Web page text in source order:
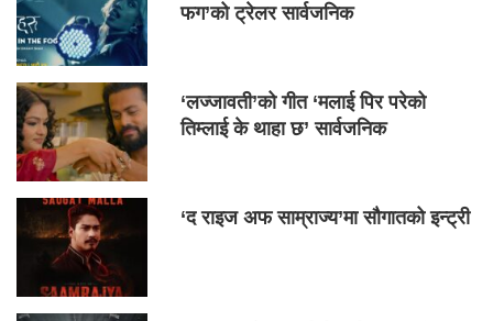
फग’को ट्रेलर सार्वजनिक
‘लज्जावती’को गीत ‘मलाई पिर परेको
तिम्लाई के थाहा छ’ सार्वजनिक
‘द राइज अफ साम्राज्य’मा सौगातको इन्ट्री